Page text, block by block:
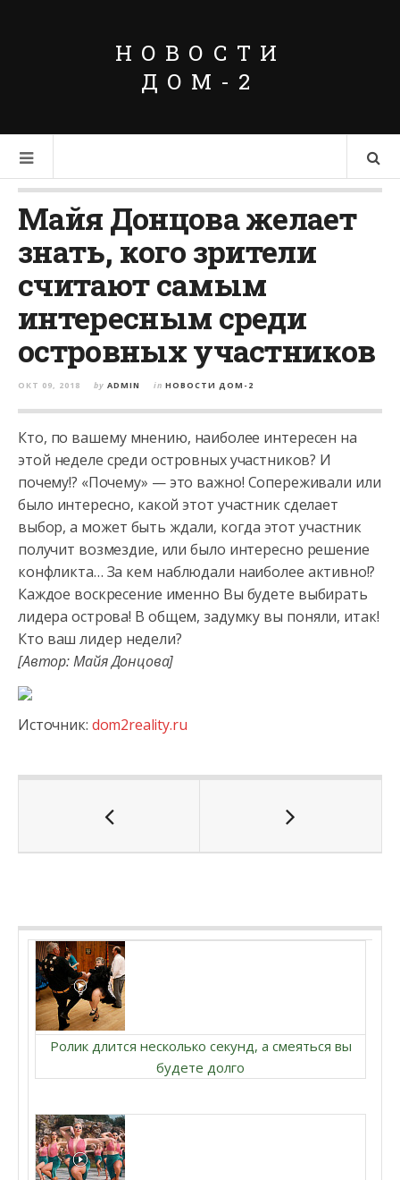
НОВОСТИ
ДОМ-2
Майя Донцова желает
знать, кого зрители
считают самым
интересным среди
островных участников
ОКТ 09, 2018 by ADMIN in НОВОСТИ ДОМ-2
Кто, по вашему мнению, наиболее интересен на
этой неделе среди островных участников? И
почему!? «Почему» — это важно! Сопереживали или
было интересно, какой этот участник сделает
выбор, а может быть ждали, когда этот участник
получит возмездие, или было интересно решение
конфликта… За кем наблюдали наиболее активно!?
Каждое воскресение именно Вы будете выбирать
лидера острова! В общем, задумку вы поняли, итак!
Кто ваш лидер недели?
[Автор: Майя Донцова]
Источник: dom2reality.ru
Ролик длится несколько секунд, а смеяться вы
будете долго